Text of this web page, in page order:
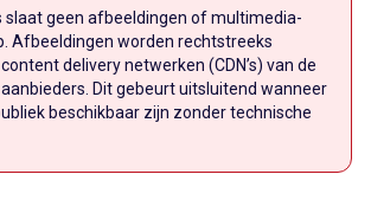
slaat geen afbeeldingen of multimedia-
Afbeeldingen worden rechtstreeks
delivery netwerken (CDN’s) van de
Dit gebeurt uitsluitend wanneer
beschikbaar zijn zonder technische